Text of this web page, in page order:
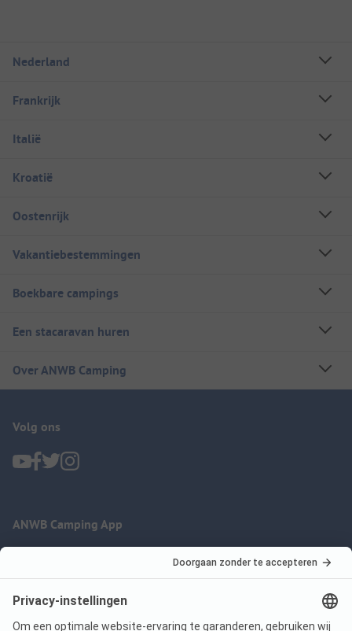
Nederland
Frankrijk
Italië
Kroatië
Oostenrijk
Vakantiebestemmingen
Boekbare campings
Een stacaravan huren
Over ANWB Camping
Volg ons
ANWB Camping App